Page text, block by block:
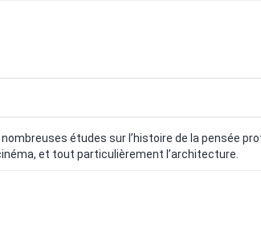
études sur l’histoire de la pensée
et tout particulièrement l’architecture.